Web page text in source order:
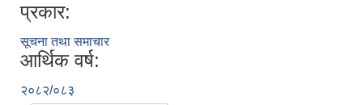
प्रकार:
सूचना तथा समाचार
आर्थिक वर्ष:
२०८२/०८३